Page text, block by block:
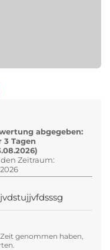
abgegeben:
3 Tagen
Zeitraum:
genommen haben,